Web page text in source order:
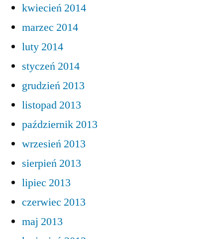
kwiecień 2014
marzec 2014
luty 2014
styczeń 2014
grudzień 2013
listopad 2013
październik 2013
wrzesień 2013
sierpień 2013
lipiec 2013
czerwiec 2013
maj 2013